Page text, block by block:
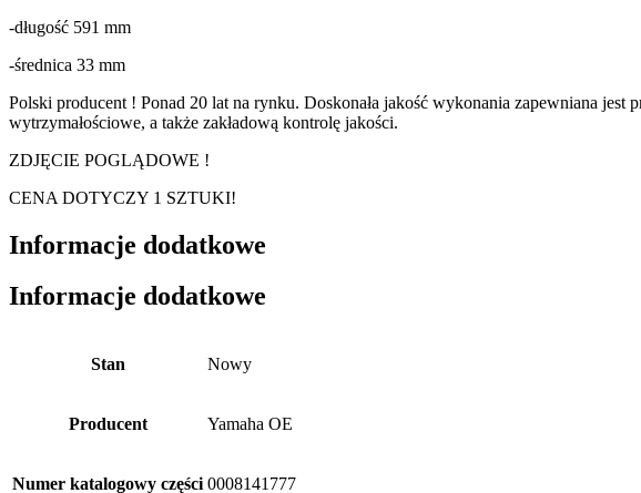
-długość 591 mm
-średnica 33 mm
Polski producent ! Ponad 20 lat na rynku. Doskonała jakość wykonania zapewniana
wytrzymałościowe, a także zakładową kontrolę jakości.
ZDJĘCIE POGLĄDOWE !
CENA DOTYCZY 1 SZTUKI!
Informacje dodatkowe
Informacje dodatkowe
Stan Nowy
Producent Yamaha OE
Numer katalogowy części 0008141777